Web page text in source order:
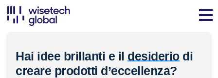
Hai idee brillanti e il desideriodi
creare prodotti d’eccellenza?